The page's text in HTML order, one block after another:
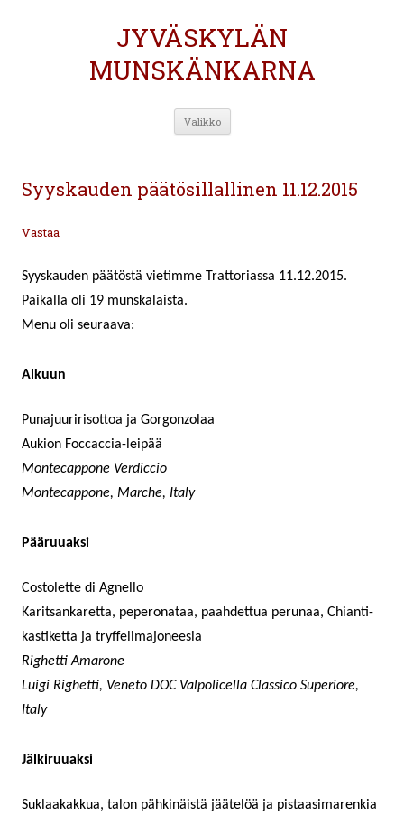
JYVÄSKYLÄN
MUNSKÄNKARNA
Valikko Siirry
Syyskauden päätösillallinen 11.12.2015
Vastaa
Syyskauden päätöstä vietimme Trattoriassa 11.12.2015.
Paikalla oli 19 munskalaista.
Menu oli seuraava:
Alkuun
Punajuuririsottoa ja Gorgonzolaa
Aukion Foccaccia-leipää
Montecappone Verdiccio
Montecappone, Marche, Italy
Pääruuaksi
Costolette di Agnello
Karitsankaretta, peperonataa, paahdettua perunaa, Chianti-
kastiketta ja tryffelimajoneesia
Righetti Amarone
Luigi Righetti, Veneto DOC Valpolicella Classico Superiore,
Italy
Jälkiruuaksi
Suklaakakkua, talon pähkinäistä jäätelöä ja pistaasimarenkia